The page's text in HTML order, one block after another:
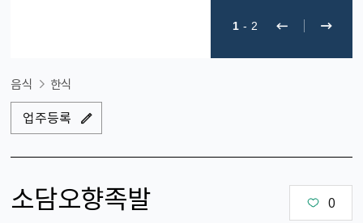
1 - 2
음식 한식
업주등록
소담오향족발 0